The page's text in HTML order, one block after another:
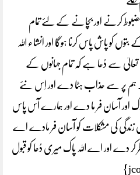
کرنے اور بچانے کے لئے تمام
کو پاش پاس کرنا ہوگا اور انشاء اللہ
سے دُعا ہے کہ تمام جہانوں کے
ہم پر سے عذاب ہٹا دے اور اِس نئے
اور آسان فر ما دے اور ہمارے آس پاس
زندگی کی مشکلات کو آسان فر مادے اے
کر دے اور اے اللہ پاک میری دُعا کو قبول